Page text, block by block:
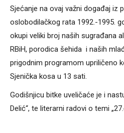
Sjećanje na ovaj važni događaj iz
oslobodilačkog rata 1992.-1995.
okupi veliki broj naših sugrađana
RBiH, porodica šehida i naših
prigodnim programom upriličeno
Sjenička kosa u 13 sati.
Godišnjicu bitke uveličaće je i
Delić“, te literarni radovi o temi